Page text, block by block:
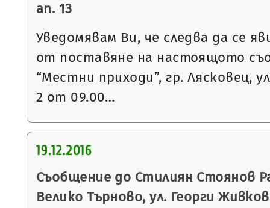
ап. 13
Уведомявам Ви, че следва да се
от поставяне на настоящото
“Местни приходи”, гр. Лясковец,
2 от 09.00…
19.12.2016
Съобщение до Стилиян Стоянов
Велико Търново, ул. Георги